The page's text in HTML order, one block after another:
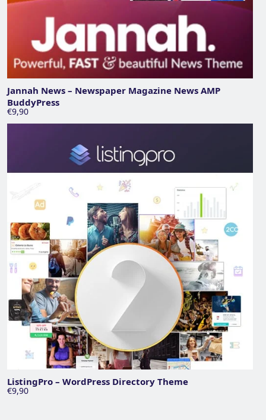
Jannah News – Newspaper Magazine News AMP
BuddyPress
€9,90
ListingPro – WordPress Directory Theme
€9,90